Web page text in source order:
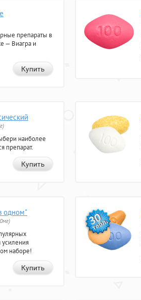
препараты в
— Виагра и
Купить
наиболее
препарат.
Купить
одном"
усиления
наборе!
Купить